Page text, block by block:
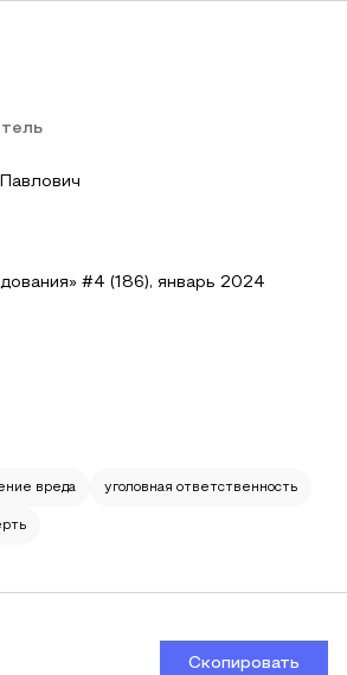
#4 (186), январь 2024
вреда уголовная ответственность
Скопировать